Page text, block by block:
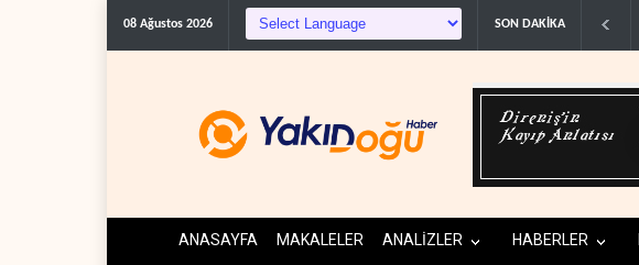
08 Ağustos 2026 SON DAKİKA
ANASAYFA MAKALELER ANALİZLER HABERLER